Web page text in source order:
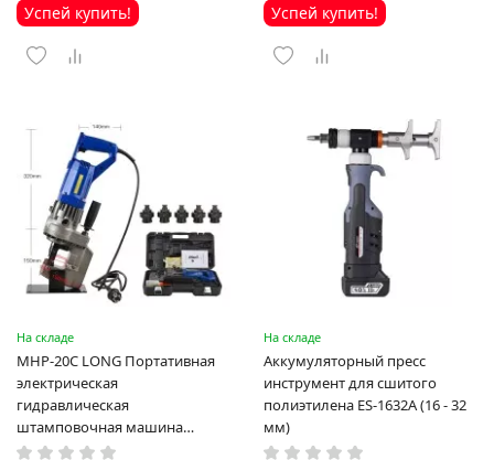
Успей купить!
На складе
MHP-20C LONG Портативная
электрическая
гидравлическая
штамповочная машина
высокая мощность и мощный
Успей купить!
На складе
Аккумуляторный пресс
инструмент для сшитого
полиэтилена ES-1632A (16 - 32
мм)